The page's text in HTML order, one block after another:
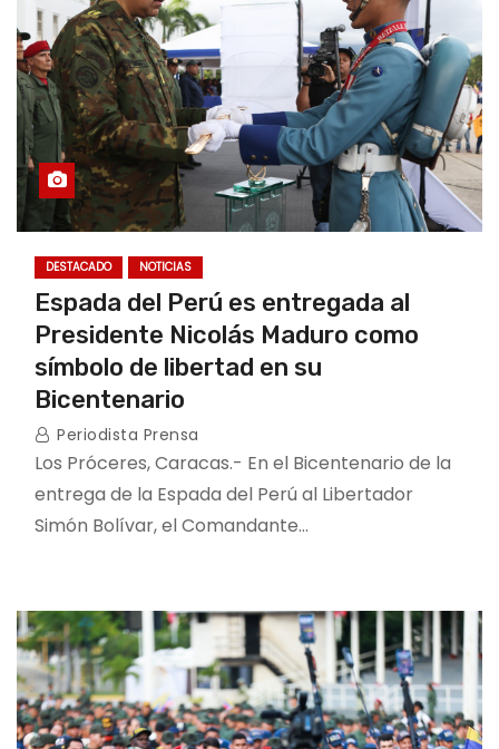
DESTACADO NOTICIAS
Espada del Perú es entregada al
Presidente Nicolás Maduro como
símbolo de libertad en su
Bicentenario
Periodista Prensa
Los Próceres, Caracas.- En el Bicentenario de la
entrega de la Espada del Perú al Libertador
Simón Bolívar, el Comandante…